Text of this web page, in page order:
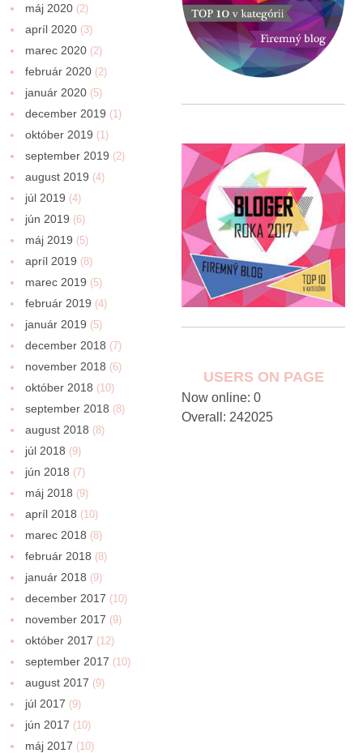
máj 2020 (2)
apríl 2020 (3)
marec 2020 (2)
február 2020 (2)
január 2020 (5)
december 2019 (1)
október 2019 (1)
september 2019 (2)
august 2019 (4)
júl 2019 (4)
jún 2019 (6)
máj 2019 (5)
apríl 2019 (8)
marec 2019 (5)
február 2019 (4)
január 2019 (5)
december 2018 (7)
november 2018 (6)
október 2018 (10)
september 2018 (8)
august 2018 (8)
júl 2018 (9)
jún 2018 (7)
máj 2018 (9)
apríl 2018 (10)
marec 2018 (8)
február 2018 (8)
január 2018 (9)
december 2017 (10)
november 2017 (9)
október 2017 (12)
september 2017 (10)
august 2017 (9)
júl 2017 (9)
jún 2017 (10)
máj 2017 (10)
USERS ON PAGE
Now online: 0
Overall: 242025